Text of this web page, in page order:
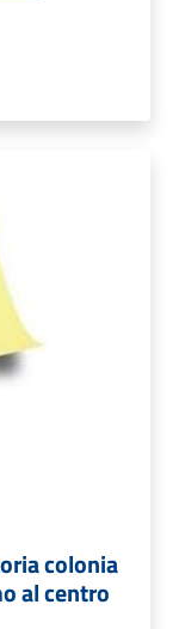
colonia
al centro